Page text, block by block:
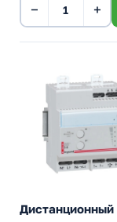
− +
Дистанционный